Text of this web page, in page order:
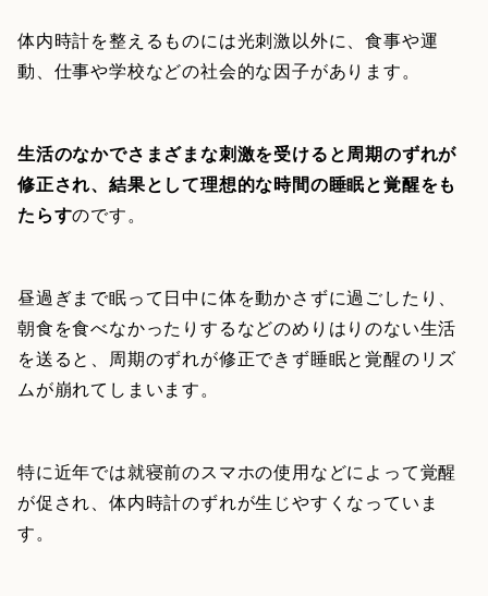
体内時計を整えるものには光刺激以外に、食事や運
動、仕事や学校などの社会的な因子があります。
生活のなかでさまざまな刺激を受けると周期のずれが
修正され、結果として理想的な時間の睡眠と覚醒をも
たらすのです。
昼過ぎまで眠って日中に体を動かさずに過ごしたり、
朝食を食べなかったりするなどのめりはりのない生活
を送ると、周期のずれが修正できず睡眠と覚醒のリズ
ムが崩れてしまいます。
特に近年では就寝前のスマホの使用などによって覚醒
が促され、体内時計のずれが生じやすくなっていま
す。